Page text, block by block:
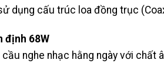
dụng cấu trúc loa đồng trục
định 68W
nghe nhạc hằng ngày với chất